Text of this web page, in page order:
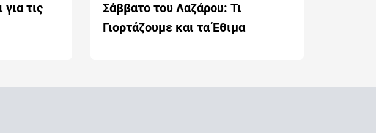
τις
Σάββατο του Λαζάρου: Τι
Γιορτάζουμε και τα Έθιμα